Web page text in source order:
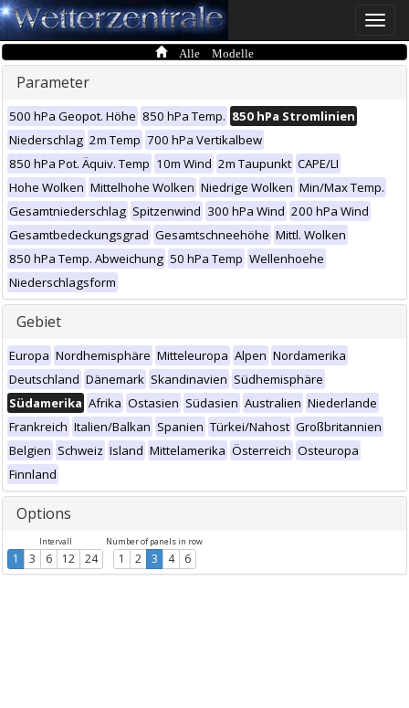
Toggle
Alle Modelle
Parameter
500 hPa Geopot. Höhe 850 hPa Temp. 850 hPa Stromlinien
Niederschlag 2m Temp 700 hPa Vertikalbew
850 hPa Pot. Äquiv. Temp 10m Wind 2m Taupunkt CAPE/LI
Hohe Wolken Mittelhohe Wolken Niedrige Wolken Min/Max Temp.
Gesamtniederschlag Spitzenwind 300 hPa Wind 200 hPa Wind
Gesamtbedeckungsgrad Gesamtschneehöhe Mittl. Wolken
850 hPa Temp. Abweichung 50 hPa Temp Wellenhoehe
Niederschlagsform
Gebiet
Europa Nordhemisphäre Mitteleuropa Alpen Nordamerika
Deutschland Dänemark Skandinavien Südhemisphäre
Südamerika Afrika Ostasien Südasien Australien Niederlande
Frankreich Italien/Balkan Spanien Türkei/Nahost Großbritannien
Belgien Schweiz Island Mittelamerika Österreich Osteuropa
Finnland
Options
Intervall
1 3 6 12 24
Number of panels in row
1 2 3 4 6